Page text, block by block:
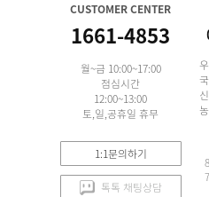
CUSTOMER CENTER
1661-4853
월~금 10:00~17:00
점심시간
12:00~13:00
토,일,공휴일 휴무
1:1문의하기
톡톡 채팅상담